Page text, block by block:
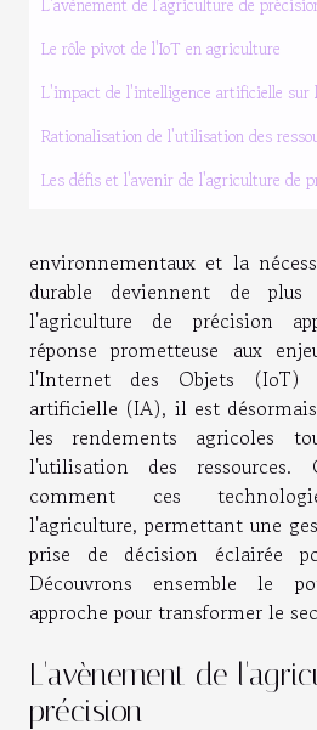
L'avènement de l'agriculture de
Le rôle pivot de l'IoT en agriculture
L'impact de l'intelligence artificielle sur
Rationalisation de l'utilisation des
Les défis et l'avenir de l'agriculture de
environnementaux et la
durable deviennent de plus
l'agriculture de précision
réponse prometteuse aux
l'Internet des Objets
artificielle (IA), il est
les rendements agricoles
l'utilisation des ressources.
comment ces
l'agriculture, permettant une
prise de décision éclairée
Découvrons ensemble le
approche pour transformer le
L'avènement de
précision